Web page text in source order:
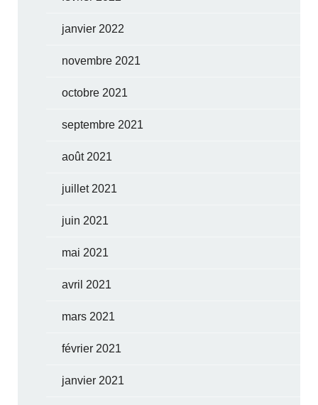
janvier 2022
novembre 2021
octobre 2021
septembre 2021
août 2021
juillet 2021
juin 2021
mai 2021
avril 2021
mars 2021
février 2021
janvier 2021